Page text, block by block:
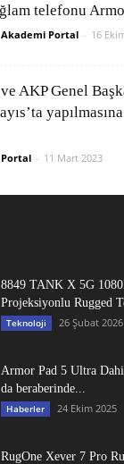
telefonu
Akademi Portal - 16
AKP Genel
- 11 Mart 2023
8849 TANK X 5G
Projeksiyonlu Rugged
Teknoloji 26 Şubat 2026
Armor Pad 5 Ultra
da beraberinde...
Haberler 24 Ekim 2025
RugOne Xever 7 Pro